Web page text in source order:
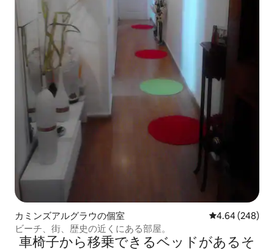
カミンズアルグラウの個室 レビュー248
4.64 (248)
ビーチ、街、歴史の近くにある部屋。
車椅子から移乗できるベッドがあるそ